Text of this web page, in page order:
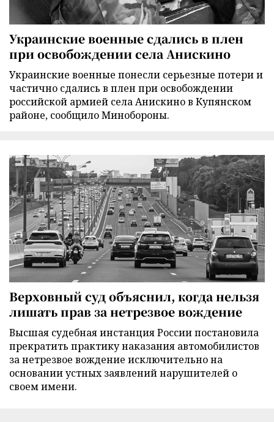
Украинские военные сдались в плен
при освобождении села Анискино
Украинские военные понесли серьезные потери и
частично сдались в плен при освобождении
российской армией села Анискино в Купянском
районе, сообщило Минобороны.
Верховный суд объяснил, когда нельзя
лишать прав за нетрезвое вождение
Высшая судебная инстанция России постановила
прекратить практику наказания автомобилистов
за нетрезвое вождение исключительно на
основании устных заявлений нарушителей о
своем имени.